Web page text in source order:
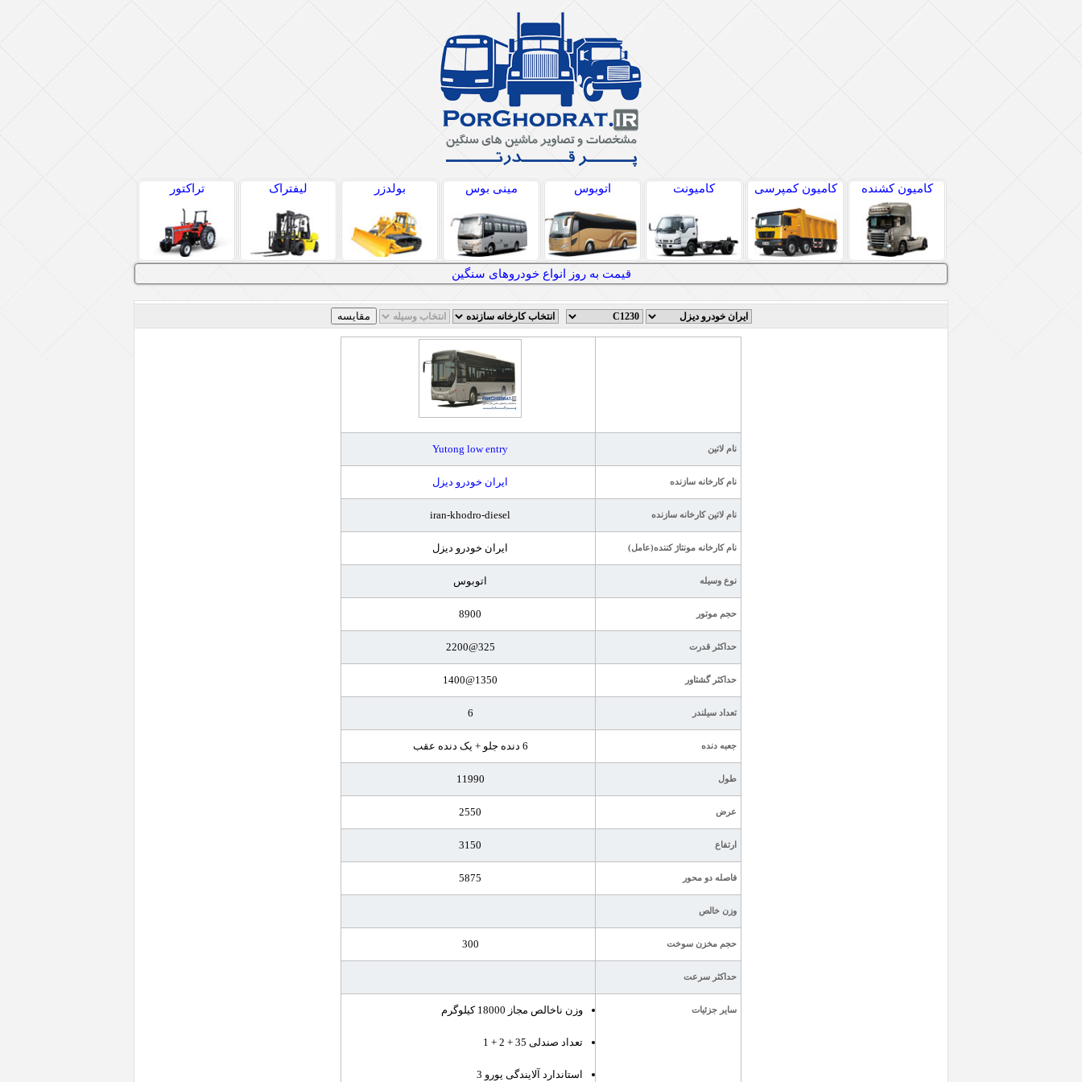
کامیون کشنده کامیون کمپرسی کامیونت اتوبوس مینی بوس بولدزر لیفتراک تراکتور
قیمت به روز انواع خودروهای سنگین
نام لاتین Yutong low entry
نام کارخانه سازنده ایران خودرو دیزل
نام لاتین کارخانه سازنده iran-khodro-diesel
نام کارخانه مونتاژ کننده(عامل) ایران خودرو دیزل
نوع وسیله اتوبوس
حجم موتور 8900
حداکثر قدرت 325@2200
حداکثر گشتاور 1350@1400
تعداد سیلندر 6
جعبه دنده 6 دنده جلو + یک دنده عقب
طول 11990
عرض 2550
ارتفاع 3150
فاصله دو محور 5875
وزن خالص
حجم مخزن سوخت 300
حداکثر سرعت
سایر جزئیات وزن ناخالص مجاز 18000 کیلوگرم
تعداد صندلی 35 + 2 + 1
استاندارد آلایندگی یورو 3